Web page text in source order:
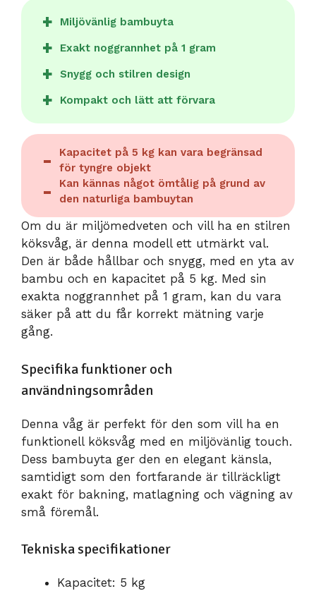
Miljövänlig bambuyta
Exakt noggrannhet på 1 gram
Snygg och stilren design
Kompakt och lätt att förvara
Kapacitet på 5 kg kan vara begränsad
för tyngre objekt
Kan kännas något ömtålig på grund av
den naturliga bambuytan
Om du är miljömedveten och vill ha en stilren
köksvåg, är denna modell ett utmärkt val.
Den är både hållbar och snygg, med en yta av
bambu och en kapacitet på 5 kg. Med sin
exakta noggrannhet på 1 gram, kan du vara
säker på att du får korrekt mätning varje
gång.
Specifika funktioner och
användningsområden
Denna våg är perfekt för den som vill ha en
funktionell köksvåg med en miljövänlig touch.
Dess bambuyta ger den en elegant känsla,
samtidigt som den fortfarande är tillräckligt
exakt för bakning, matlagning och vägning av
små föremål.
Tekniska specifikationer
Kapacitet: 5 kg